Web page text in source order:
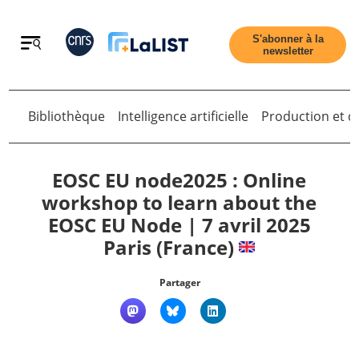
Retour
Accueil
Qui sommes nous ?
S'abonner à la
newsletter
Retour
Bibliothèque Intelligence artificielle Production et
EOSC EU node2025 : Online
workshop to learn about the
EOSC EU Node | 7 avril 2025
Paris (France)
Partager